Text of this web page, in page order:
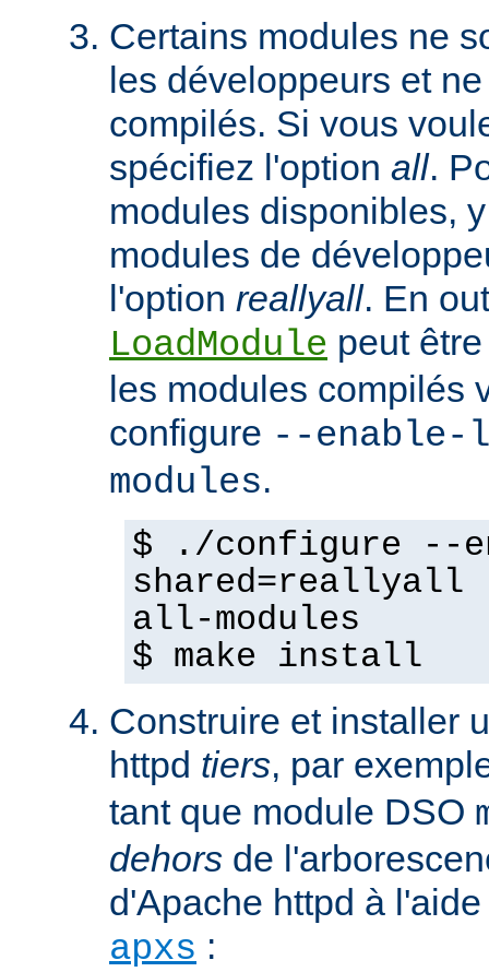
Certains modules ne
les développeurs et
compilés. Si vous
spécifiez l'option all.
modules disponibles,
modules de
l'option reallyall. En
LoadModule peut
les modules compilés
configure --
modules.
$ ./configure --
shared=reallyall
all-modules
$ make install
Construire et installer
httpd tiers, par
tant que module DSO
dehors de
d'Apache httpd à
apxs :